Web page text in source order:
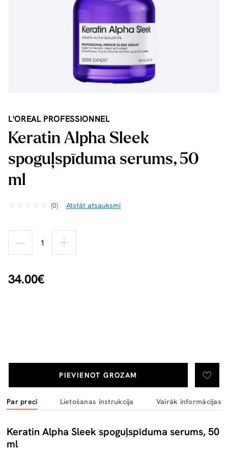
L'OREAL PROFESSIONNEL
Keratin Alpha Sleek
spoguļspīduma serums, 50
ml
(0) Atstāt atsauksmi
34.00€
PIEVIENOT GROZAM
Par preci Lietošanas instrukcija Vairāk informācijas
Keratin Alpha Sleek spoguļspīduma serums, 50
ml